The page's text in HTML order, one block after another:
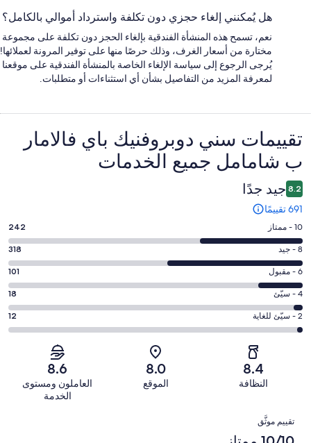
هل يُمكنني إلغاء حجزي دون تكلفة واسترداد أموالي بالكامل؟
نعم، تسمح هذه المنشأة الفندقية بإلغاء الحجز دون تكلفة على مجموعة
مختارة من أسعار الغرف، وذلك حرصًا منها على توفير المرونة لعملائها!
يُرجى الرجوع إلى سياسة الإلغاء الخاصة بالمنشأة الفندقية على موقعنا
لمعرفة المزيد من التفاصيل بشأن أي استثناءات أو متطلبات.
التقييمات تقييمات ⁦سني دوبروفنيك باي فالامار
ب شامامل جميع الخدمات⁩
8.2 جيد جدًا
691 تقييمًا
درجة
التصنيف
10
-
ممتاز.
242
من
أصل
10 - ممتاز 242
درجة
التصنيف
8
-
جيد.
318
8 - جيد 318
درجة
التصنيف
6
-
مقبول.
تقييمات
النزلاء
6 - مقبول 101
درجة
التصنيف
4
من
4 - سيّئ 18
درجة
التصنيف
من
أصل
2 - سيّئ للغاية 12
8.4
النظافة
8.0
الموقع
8.6
العاملون ومستوى
الخدمة
التقييمات
تقييم موثَّق